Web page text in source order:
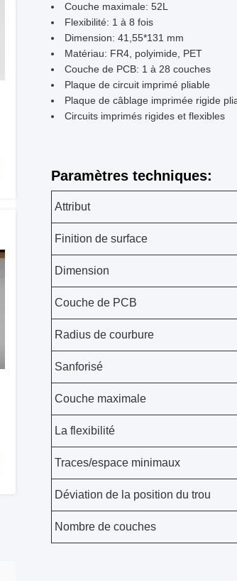
Couche maximale: 52L
Flexibilité: 1 à 8 fois
Dimension: 41,55*131 mm
Matériau: FR4, polyimide, PET
Couche de PCB: 1 à 28 couches
Plaque de circuit imprimé pliable
Plaque de câblage imprimée rigide
Circuits imprimés rigides et flexibles
Paramètres techniques:
Attribut
Finition de surface
Dimension
Couche de PCB
Radius de courbure
Sanforisé
Couche maximale
La flexibilité
Traces/espace minimaux
Déviation de la position du trou
Nombre de couches